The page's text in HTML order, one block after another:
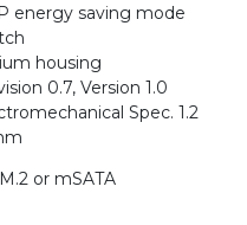
energy saving mode
housing
0.7, Version 1.0
Spec. 1.2
or mSATA